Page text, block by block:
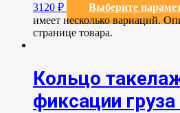
3120 ₽ Выберите
имеет несколько вариаций.
странице товара.
Кольцо
фиксации груза